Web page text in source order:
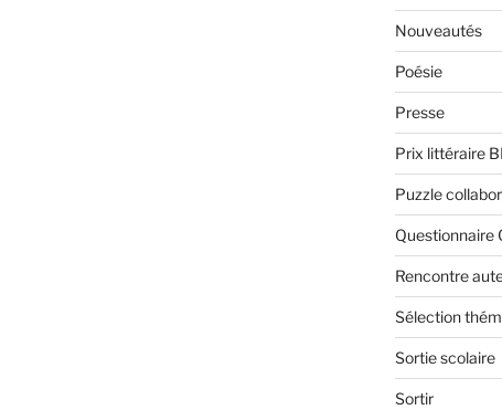
Nouveautés
Poésie
Presse
Prix littéraire
Puzzle
Questionnaire
Rencontre
Sélection
Sortie scolaire
Sortir